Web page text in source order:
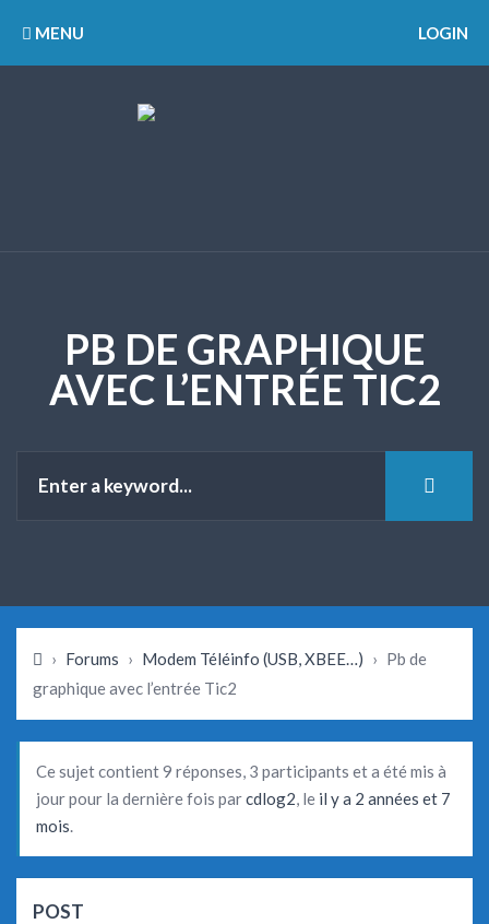
MENU LOGIN
PB DE GRAPHIQUE
AVEC L’ENTRÉE TIC2
› Forums › Modem Téléinfo (USB, XBEE…) › Pb de
graphique avec l’entrée Tic2
Ce sujet contient 9 réponses, 3 participants et a été mis à
jour pour la dernière fois parcdlog2 , le il y a 2 années et 7
mois
POST